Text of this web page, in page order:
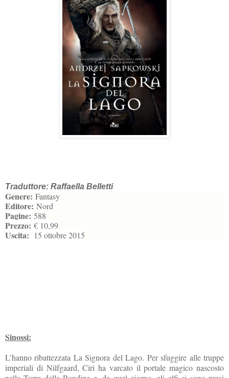
Traduttore: Raffaella Belletti
Genere: Fantasy
Editore: Nord
Pagine: 588
Prezzo: € 10,99
Uscita: 15 ottobre 2015
Sinossi:
L’hanno ribattezzata La Signora del Lago. Per sfuggire alle truppe
imperiali di Nilfgaard, Ciri ha varcato il portale magico nascosto